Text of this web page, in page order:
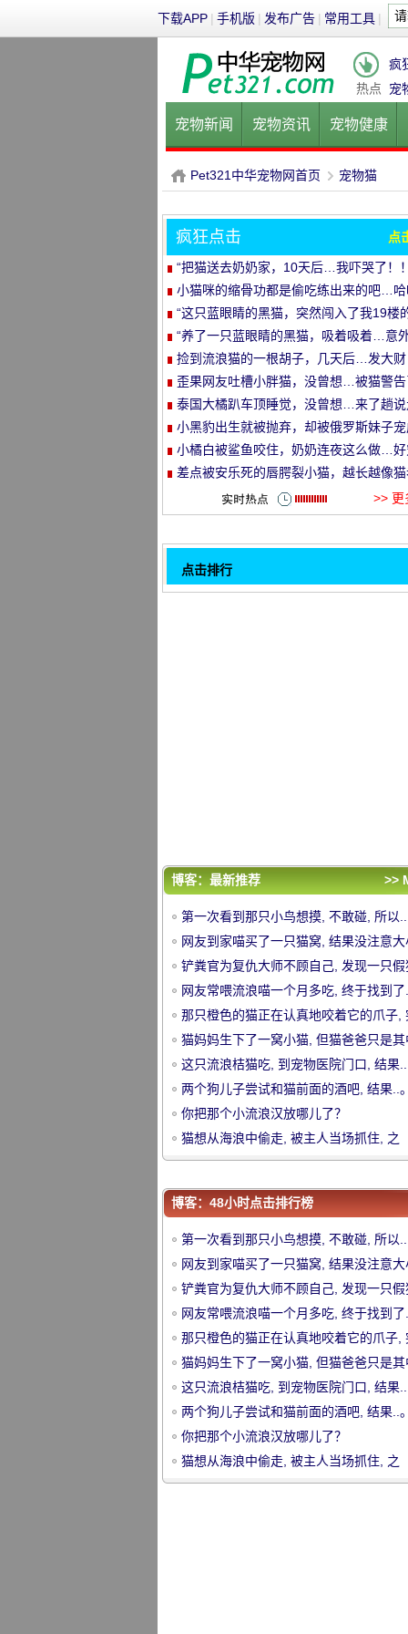
下载APP | 手机版 | 发布广告 | 常用工具 |
热点
疯
宠
宠物新闻 宠物资讯 宠物健康
健康饮食 宠物美容 宠物医院
P
et
中
华
宠
Pet321中华宠物网首页
›
宠物猫
疯狂点击 点
“把猫送去奶奶家，10天后…我吓哭了！
小猫咪的缩骨功都是偷吃练出来的吧…
哈
“这只蓝眼睛的黑猫，突然闯入了我19楼
家里…”
“养了一只蓝眼睛的黑猫，吸着吸着…意
发生了！”
捡到流浪猫的一根胡子，几天后…发大财
了！
歪果网友吐槽小胖猫，没曾想…被猫警
哈哈哈
泰国大橘趴车顶睡觉，没曾想…来了趟
就走的旅行哈哈哈！
小黑豹出生就被抛弃，却被俄罗斯妹子
了铁憨憨！
小橘白被鲨鱼咬住，奶奶连夜这么做…
溺！
差点被安乐死的唇腭裂小猫，越长越像
>> 更
点击排行
后.....。
评论排行
装关门.....。
网友常喂流浪喵一个月多吃, 终于找到
那只橙色的猫正在认真地咬着它的爪子,
发现主人正在拍照.....。
猫妈妈生下了一窝小猫, 但猫爸爸只是其
个更关心原来的。
这只流浪桔猫吃, 到宠物医院门口, 结果
两个狗儿子尝试和猫前面的酒吧, 结果..
你把那个小流浪汉放哪儿了？
猫想从海浪中偷走, 被主人当场抓住, 之
博客：最新推荐 >>
第一次看到那只小鸟想摸, 不敢碰, 所以
网友到家喵买了一只猫窝, 结果没注意大
猫只能.....。
铲粪官为复仇大师不顾自己, 发现一只假
装关门.....。
网友常喂流浪喵一个月多吃, 终于找到
那只橙色的猫正在认真地咬着它的爪子,
发现主人正在拍照.....。
猫妈妈生下了一窝小猫, 但猫爸爸只是其
个更关心原来的。
这只流浪桔猫吃, 到宠物医院门口, 结果
两个狗儿子尝试和猫前面的酒吧, 结果..
你把那个小流浪汉放哪儿了？
猫想从海浪中偷走, 被主人当场抓住, 之
后.....。
博客：48小时点击排行榜
第一次看到那只小鸟想摸, 不敢碰, 所以
网友到家喵买了一只猫窝, 结果没注意大
猫只能.....。
铲粪官为复仇大师不顾自己, 发现一只假
装关门.....。
网友常喂流浪喵一个月多吃, 终于找到
那只橙色的猫正在认真地咬着它的爪子,
发现主人正在拍照.....。
猫妈妈生下了一窝小猫, 但猫爸爸只是其
个更关心原来的。
这只流浪桔猫吃, 到宠物医院门口, 结果
两个狗儿子尝试和猫前面的酒吧, 结果..
你把那个小流浪汉放哪儿了？
猫想从海浪中偷走, 被主人当场抓住, 之
后.....。